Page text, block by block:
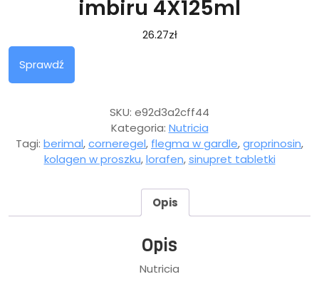
imbiru 4X125ml
26.27zł
Sprawdź
SKU: e92d3a2cff44
Kategoria: Nutricia
Tagi: berimal,corneregel, flegma w gardle,groprinosin,
kolagen w proszku,lorafen,sinupret tabletki
Opis
Opis
Nutricia